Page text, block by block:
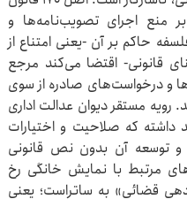
منع اجرای تصویب‌نامه‌ها و
حاکم بر آن -یعنی امتناع از
قانونی-‌ اقتضا می‌کند مرجع
و درخواست‌های صادره از سوی
مستقر دیوان عدالت اداری
داشته که صلاحیت و اختیارات
و توسعه آن بدون نص قانونی
مرتبط با نمایش خانگی رخ
قضائی» به ساتراست؛ یعنی